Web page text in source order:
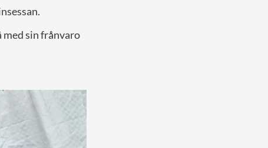
med sin frånvaro